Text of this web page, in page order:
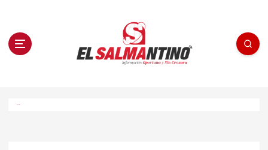
n El Salmantino - medios/noticias/editorial